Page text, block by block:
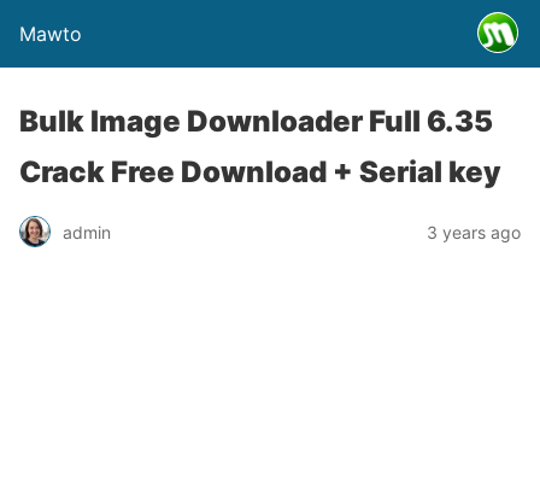
Mawto
Bulk Image Downloader Full 6.35
Crack Free Download + Serial key
admin 3 years ago